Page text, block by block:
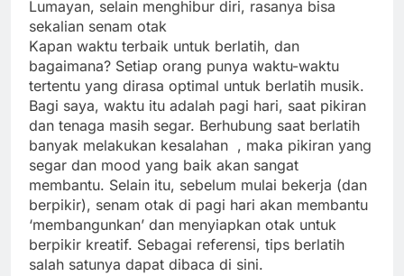
Lumayan, selain menghibur diri, rasanya bisa
sekalian senam otak
Kapan waktu terbaik untuk berlatih, dan
bagaimana? Setiap orang punya waktu-waktu
tertentu yang dirasa optimal untuk berlatih musik.
Bagi saya, waktu itu adalah pagi hari, saat pikiran
dan tenaga masih segar. Berhubung saat berlatih
banyak melakukan kesalahan , maka pikiran yang
segar dan mood yang baik akan sangat
membantu. Selain itu, sebelum mulai bekerja (dan
berpikir), senam otak di pagi hari akan membantu
‘membangunkan’ dan menyiapkan otak untuk
berpikir kreatif. Sebagai referensi, tips berlatih
salah satunya dapat dibaca di sini.